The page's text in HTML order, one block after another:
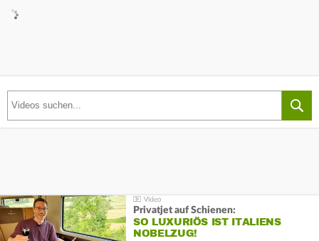
Privatjet auf Schienen:
SO LUXURIÖS IST ITALIENS
NOBELZUG!